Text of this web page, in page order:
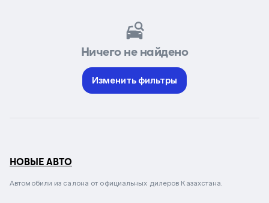
Ничего не найдено
Изменить фильтры
НОВЫЕ АВТО
Автомобили из салона от официальных дилеров Казахстана.